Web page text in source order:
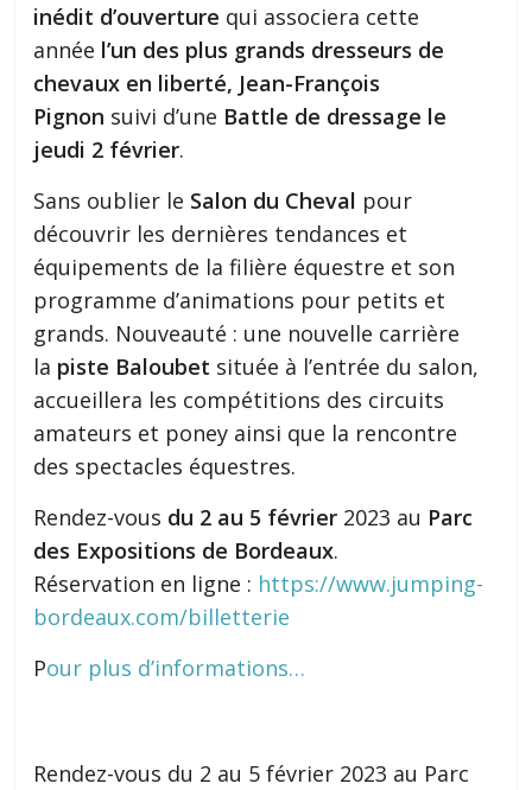
inédit d’ouverture qui associera cette
année l’un des plus grands dresseurs de
chevaux en liberté, Jean-François
Pignon suivi d’une Battle de dressage le
jeudi 2 février.
Sans oublier le Salon du Cheval pour
découvrir les dernières tendances et
équipements de la filière équestre et son
programme d’animations pour petits et
grands. Nouveauté : une nouvelle carrière
la piste Baloubet située à l’entrée du salon,
accueillera les compétitions des circuits
amateurs et poney ainsi que la rencontre
des spectacles équestres.
Rendez-vous du 2 au 5 février 2023 au Parc
des Expositions de Bordeaux.
Réservation en ligne : https://www.jumping-
bordeaux.com/billetterie
Pour plus d’informations…
Rendez-vous du 2 au 5 février 2023 au Parc